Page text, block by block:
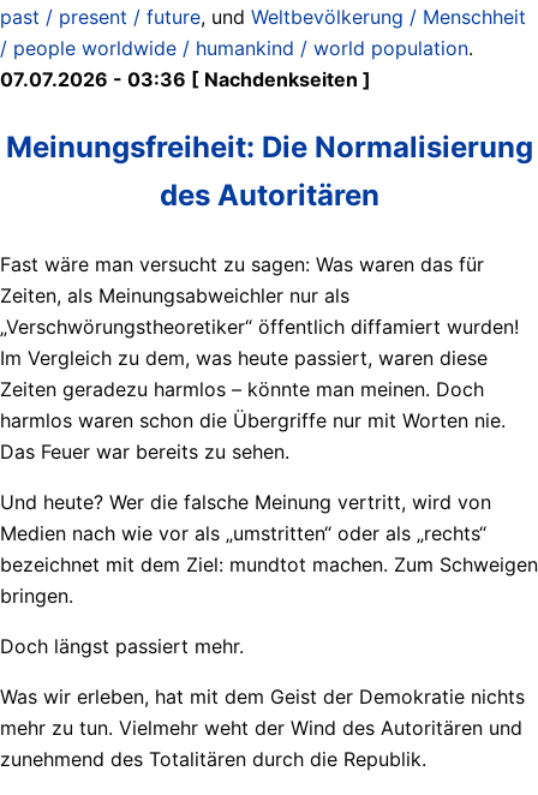
past / present / future, und Weltbevölkerung / Menschheit
/ people worldwide / humankind / world population.
07.07.2026 - 03:36 [ Nachdenkseiten ]
Meinungsfreiheit: Die Normalisierung
des Autoritären
Fast wäre man versucht zu sagen: Was waren das für
Zeiten, als Meinungsabweichler nur als
„Verschwörungstheoretiker“ öffentlich diffamiert wurden!
Im Vergleich zu dem, was heute passiert, waren diese
Zeiten geradezu harmlos – könnte man meinen. Doch
harmlos waren schon die Übergriffe nur mit Worten nie.
Das Feuer war bereits zu sehen.
Und heute? Wer die falsche Meinung vertritt, wird von
Medien nach wie vor als „umstritten“ oder als „rechts“
bezeichnet mit dem Ziel: mundtot machen. Zum Schweigen
bringen.
Doch längst passiert mehr.
Was wir erleben, hat mit dem Geist der Demokratie nichts
mehr zu tun. Vielmehr weht der Wind des Autoritären und
zunehmend des Totalitären durch die Republik.